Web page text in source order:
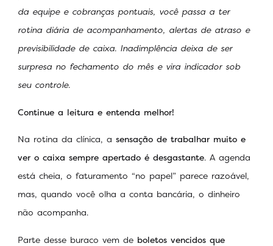
da equipe e cobranças pontuais, você passa a ter
rotina diária de acompanhamento, alertas de atraso e
previsibilidade de caixa. Inadimplência deixa de ser
surpresa no fechamento do mês e vira indicador sob
seu controle.
Continue a leitura e entenda melhor!
Na rotina da clínica, a sensação de trabalhar muito e
ver o caixa sempre apertado é desgastante. A agenda
está cheia, o faturamento “no papel” parece razoável,
mas, quando você olha a conta bancária, o dinheiro
não acompanha.
Parte desse buraco vem de boletos vencidos que